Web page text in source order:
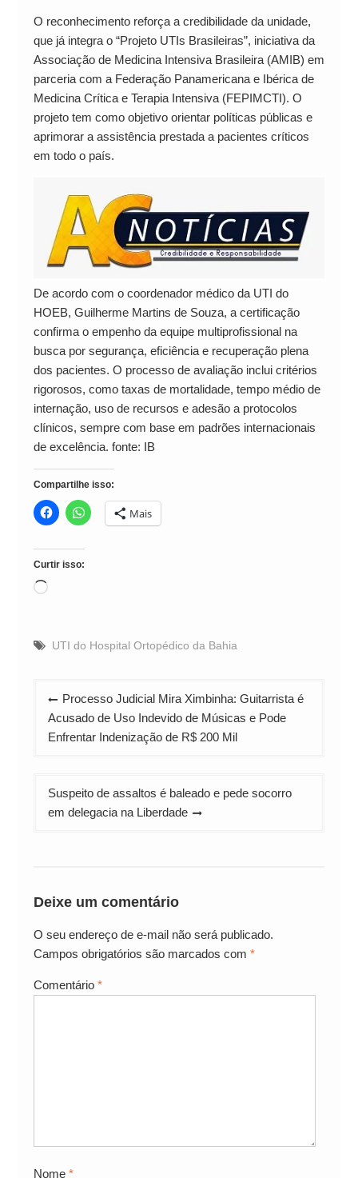
O reconhecimento reforça a credibilidade da unidade,
que já integra o “Projeto UTIs Brasileiras”, iniciativa da
Associação de Medicina Intensiva Brasileira (AMIB) em
parceria com a Federação Panamericana e Ibérica de
Medicina Crítica e Terapia Intensiva (FEPIMCTI). O
projeto tem como objetivo orientar políticas públicas e
aprimorar a assistência prestada a pacientes críticos
em todo o país.
De acordo com o coordenador médico da UTI do
HOEB, Guilherme Martins de Souza, a certificação
confirma o empenho da equipe multiprofissional na
busca por segurança, eficiência e recuperação plena
dos pacientes. O processo de avaliação inclui critérios
rigorosos, como taxas de mortalidade, tempo médio de
internação, uso de recursos e adesão a protocolos
clínicos, sempre com base em padrões internacionais
de excelência. fonte: IB
Compartilhe isso:
Mais
Curtir isso:
Carregando...
UTI do Hospital Ortopédico da Bahia
Navegação
de
Post
Processo Judicial Mira Ximbinha: Guitarrista é
Acusado de Uso Indevido de Músicas e Pode
Enfrentar Indenização de R$ 200 Mil
Suspeito de assaltos é baleado e pede socorro
em delegacia na Liberdade
Deixe um comentário
O seu endereço de e-mail não será publicado.
Campos obrigatórios são marcados com *
Comentário *
Nome *